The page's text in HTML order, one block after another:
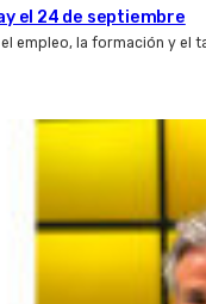
el 24 de septiembre
empleo, la formación y el